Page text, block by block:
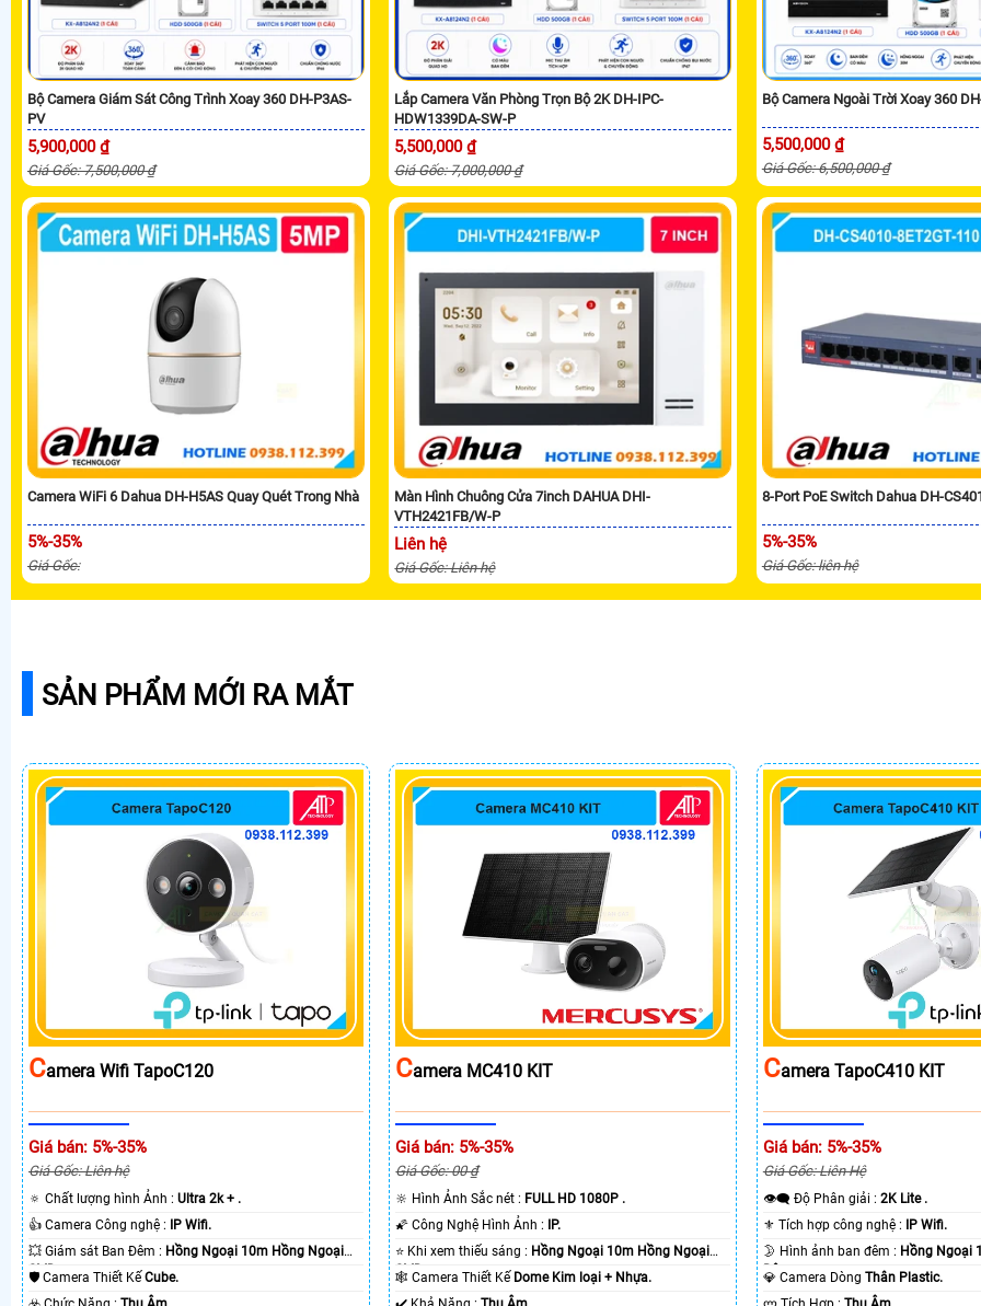
Bộ Camera Giám Sát Công Trình Xoay 360 DH-P3AS-
PV
5,900,000 ₫
Giá Gốc: 7,500,000 ₫
Lắp Camera Văn Phòng Trọn Bộ 2K DH-IPC-
HDW1339DA-SW-P
5,500,000 ₫
Giá Gốc: 7,000,000 ₫
Bộ Camera Ngoài Trời Xoay 360
5,500,000 ₫
Giá Gốc: 6,500,000 ₫
Camera WiFi 6 Dahua DH-H5AS Quay Quét Trong Nhà
5%-35%
Giá Gốc:
Màn Hình Chuông Cửa 7inch DAHUA DHI-
VTH2421FB/W-P
Liên hệ
Giá Gốc: Liên hệ
8-Port PoE Switch Dahua DH-
5%-35%
Giá Gốc: liên hệ
SẢN PHẨM MỚI RA MẮT
CAmera Wifi TapoC120
Giá bán: 5%-35%
Giá Gốc: Liên hệ
🔅 Chất lượng hình Ảnh : Ultra 2k + .
👍 Camera Công nghệ : IP Wifi.
💥 Giám sát Ban Đêm : Hồng Ngoại 10m Hồng Ngoại
SMD.🛡 Camera Thiết KếCube.
CAmera MC410 KIT
Giá bán: 5%-35%
Giá Gốc: 00 ₫
🔆 Hình Ảnh Sắc nét : FULL HD 1080P .
🌠 Công Nghệ Hình Ảnh : IP.
⭐ Khi xem thiếu sáng : Hồng Ngoại 10m Hồng Ngoại
SMD.🕸️ Camera Thiết Kế Dome Kim loại + Nhựa.
CAmera TapoC410 KIT
Giá bán: 5%-35%
Giá Gốc: Liên Hệ
👁️‍🗨 Độ Phân giải : 2K Lite .
⚜️ Tích hợp công nghệ : IP Wifi.
🌛 Hình ảnh ban đêm : Hồng Ngoại
Ðêm.💎 Camera Dòng Thân Plastic.